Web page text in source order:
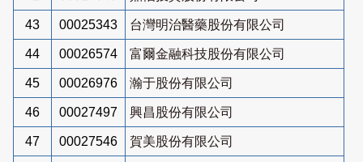
43 00025343 台灣明治醫藥股份有限公司
44 00026574 富爾金融科技股份有限公司
45 00026976 瀚于股份有限公司
46 00027497 興昌股份有限公司
47 00027546 賀美股份有限公司